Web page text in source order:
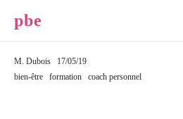
pbe
M. Dubois
17/05/19
bien-être
formation coach personnel